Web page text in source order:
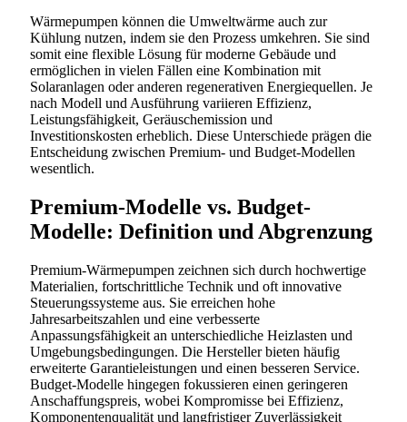
Wärmepumpen können die Umweltwärme auch zur
Kühlung nutzen, indem sie den Prozess umkehren. Sie sind
somit eine flexible Lösung für moderne Gebäude und
ermöglichen in vielen Fällen eine Kombination mit
Solaranlagen oder anderen regenerativen Energiequellen. Je
nach Modell und Ausführung variieren Effizienz,
Leistungsfähigkeit, Geräuschemission und
Investitionskosten erheblich. Diese Unterschiede prägen die
Entscheidung zwischen Premium- und Budget-Modellen
wesentlich.
Premium-Modelle vs. Budget-
Modelle: Definition und Abgrenzung
Premium-Wärmepumpen zeichnen sich durch hochwertige
Materialien, fortschrittliche Technik und oft innovative
Steuerungssysteme aus. Sie erreichen hohe
Jahresarbeitszahlen und eine verbesserte
Anpassungsfähigkeit an unterschiedliche Heizlasten und
Umgebungsbedingungen. Die Hersteller bieten häufig
erweiterte Garantieleistungen und einen besseren Service.
Budget-Modelle hingegen fokussieren einen geringeren
Anschaffungspreis, wobei Kompromisse bei Effizienz,
Komponentenqualität und langfristiger Zuverlässigkeit